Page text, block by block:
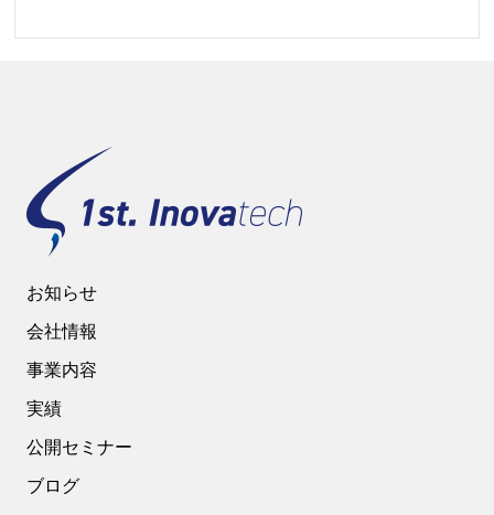
お知らせ
会社情報
事業内容
実績
公開セミナー
ブログ